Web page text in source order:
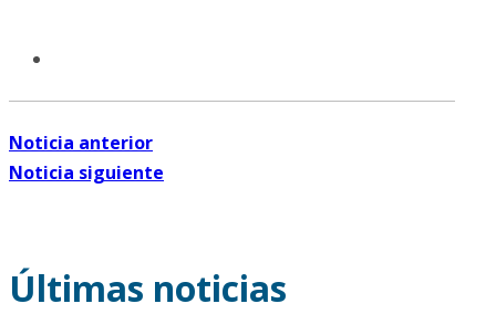
Noticia anterior
Noticia siguiente
Últimas noticias